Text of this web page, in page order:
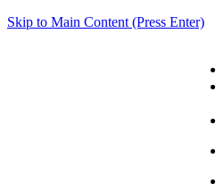
Skip to Main Content (Press Enter)